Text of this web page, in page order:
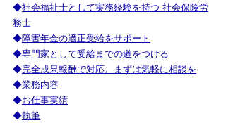
◆社会福祉士として実務経験を持つ 社会保険労
務士
◆障害年金の適正受給をサポート
◆専門家として受給までの道をつける
◆完全成果報酬で対応。まずは気軽に相談を
◆業務内容
◆お仕事実績
◆執筆